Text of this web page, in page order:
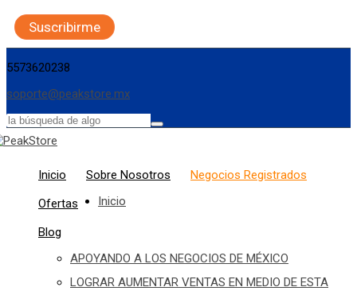
Suscribirme
5573620238
soporte@peakstore.mx
Inicio Sobre Nosotros
Negocios Registrados
Ofertas
Blog
APOYANDO A LOS NEGOCIOS DE MÉXICO
LOGRAR AUMENTAR VENTAS EN MEDIO DE ESTA
Inicio